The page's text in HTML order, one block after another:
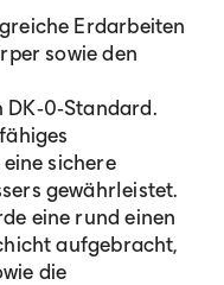
Erdarbeiten
sowie den
sichere
gewährleistet.
eine rund einen
aufgebracht,
die